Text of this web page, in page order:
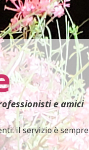
e amici
il servizio è sempre